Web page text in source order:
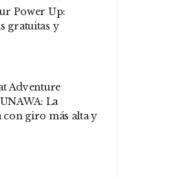
Power Up:
gratuitas y
Adventure
La
con giro más alta y